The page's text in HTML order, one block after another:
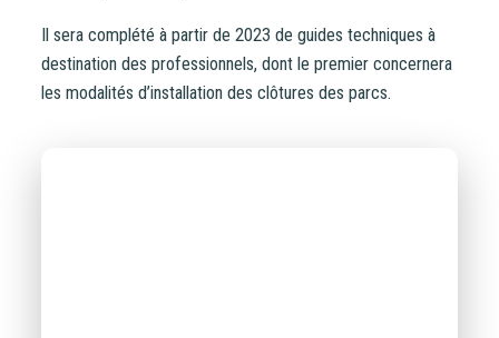
Il sera complété à partir de 2023 de guides techniques à
destination des professionnels, dont le premier concernera
les modalités d’installation des clôtures des parcs.